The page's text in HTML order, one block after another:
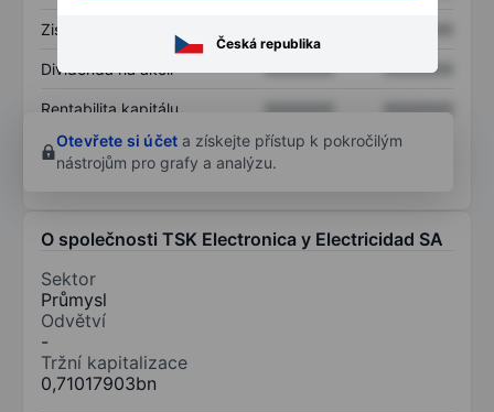
Česká republika
Zisk na akcii
Dividenda na akcii XXXXXXX XXXXXXX
Rentabilita kapitálu XXXXXXX
XXXXXXX
Otevřete si účet a získejte přístup k pokročilým
nástrojům pro grafy a analýzu.
O společnosti TSK Electronica y Electricidad SA
Sektor
Průmysl
Odvětví
-
Tržní kapitalizace
0,71017903bn